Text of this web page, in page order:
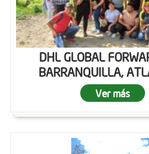
DHL GLOBAL
BARRANQUILLA,
Ver más